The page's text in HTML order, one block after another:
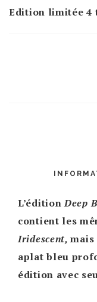
Edition limitée 4
L’éditionDeep
contient les
Iridescent,mais
aplat bleu
édition avec